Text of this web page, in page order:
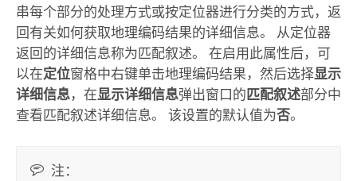
串每个部分的处理方式或按定位器进行分类的方式，返
回有关如何获取地理编码结果的详细信息。 从定位器
返回的详细信息称为匹配叙述。 在启用此属性后，可
以在定位窗格中右键单击地理编码结果，然后选择显示
详细信息，在显示详细信息弹出窗口的 匹配叙述部分中
查看匹配叙述详细信息。 该设置的默认值为否。
注：